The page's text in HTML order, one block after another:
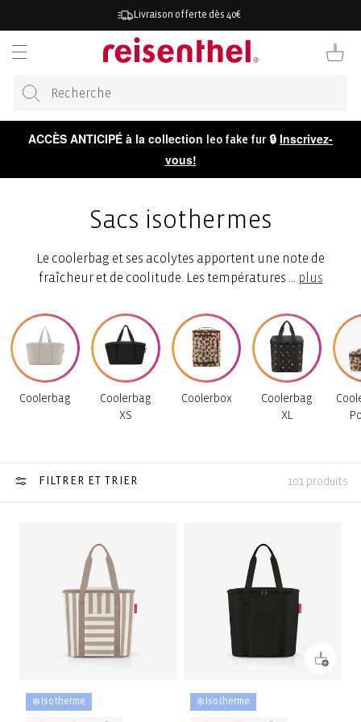
Livraison offerte dès 40€
Panier
ACCÈS ANTICIPÉ à la collection leo fake fur 🔒 Inscrivez-
vous!
Sacs isothermes
Le coolerbag et ses acolytes apportent une note de
fraîcheur et de coolitude. Les températures
plus
Coolerbag
Coolerbag
XS
Coolerbox
Coolerbag
XL
FILTRER ET TRIER 101 produits
❄️ Isotherme ❄️ Isotherme